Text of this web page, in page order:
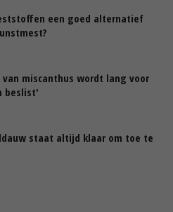
een goed alternatief
van miscanthus wordt lang voor
beslist'
staat altijd klaar om toe te